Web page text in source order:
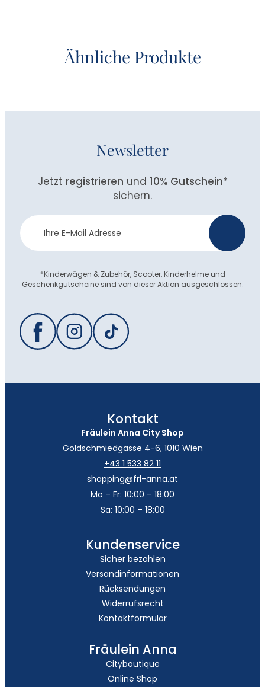
Ähnliche Produkte
Newsletter
Jetzt registrieren und 10% Gutschein*
sichern.
Newsletter
Anmeldung
*Kinderwägen & Zubehör, Scooter, Kinderhelme und
Geschenkgutscheine sind von dieser Aktion ausgeschlossen.
Kontakt
Fräulein Anna City Shop
Goldschmiedgasse 4-6, 1010 Wien
+43 1 533 82 11
shopping@frl-anna.at
Mo – Fr: 10:00 – 18:00
Sa: 10:00 – 18:00
Kundenservice
Sicher bezahlen
Versandinformationen
Rücksendungen
Widerrufsrecht
Kontaktformular
Fräulein Anna
Cityboutique
Online Shop